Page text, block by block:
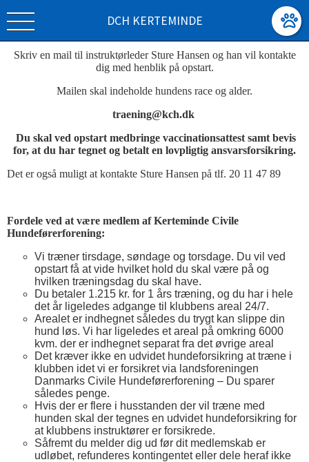
DCH KERTEMINDE
Skriv en mail til instruktørleder Sture Hansen og han vil kontakte
dig med henblik på opstart.
Mailen skal indeholde hundens race og alder.
traening@kch.dk
Du skal ved opstart medbringe vaccinationsattest samt bevis
for, at du har tegnet og betalt en lovpligtig ansvarsforsikring.
Det er også muligt at kontakte Sture Hansen på tlf. 20 11 47 89
Fordele ved at være medlem af Kerteminde Civile
Hundeførerforening:
Vi træner tirsdage, søndage og torsdage. Du vil ved
opstart få at vide hvilket hold du skal være på og
hvilken træningsdag du skal have.
Du betaler 1.215 kr. for 1 års træning, og du har i hele
det år ligeledes adgange til klubbens areal 24/7.
Arealet er indhegnet således du trygt kan slippe din
hund løs. Vi har ligeledes et areal på omkring 6000
kvm. der er indhegnet separat fra det øvrige areal
Det kræver ikke en udvidet hundeforsikring at træne i
klubben idet vi er forsikret via landsforeningen
Danmarks Civile Hundeførerforening – Du sparer
således penge.
Hvis der er flere i husstanden der vil træne med
hunden skal der tegnes en udvidet hundeforsikring for
at klubbens instruktører er forsikrede.
Såfremt du melder dig ud før dit medlemskab er
udløbet, refunderes kontingentet eller dele heraf ikke